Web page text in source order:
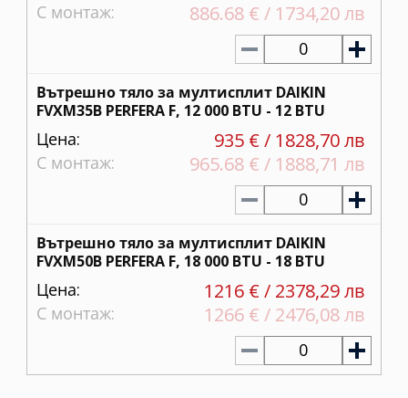
С монтаж: 886.68 € / 1734,20 лв
0
Вътрешно тяло за мултисплит DAIKIN
FVXM35B PERFERA F, 12 000 BTU - 12 BTU
Цена: 935 € / 1828,70 лв
С монтаж: 965.68 € / 1888,71 лв
0
Вътрешно тяло за мултисплит DAIKIN
FVXM50B PERFERA F, 18 000 BTU - 18 BTU
Цена: 1216 € / 2378,29 лв
С монтаж: 1266 € / 2476,08 лв
0